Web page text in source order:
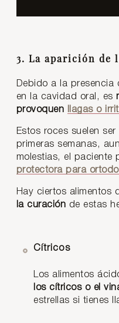
3. La aparición de
Debido a la presencia
en la cavidad oral, es
provoquen
llagas o
Estos roces suelen
primeras semanas,
molestias, el paciente
protectora para
Hay ciertos alimentos
la curación de estas
Cítricos
Los alimentos
los cítricos o el
estrellas si tienes